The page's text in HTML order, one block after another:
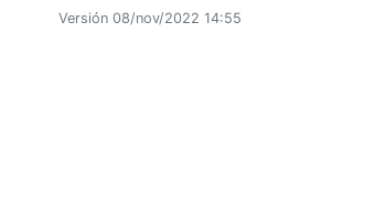
Versión 08/nov/2022 14:55